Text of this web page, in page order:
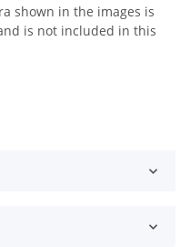
shown in the images is
is not included in this